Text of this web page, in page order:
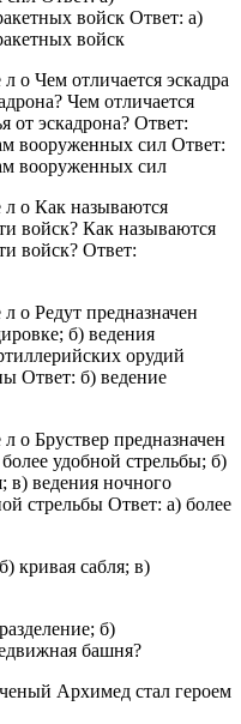
войск Ответ: а)
войск
о Чем отличается эскадра
Чем отличается
от эскадрона? Ответ:
вооруженных сил Ответ:
вооруженных сил
о Как называются
войск? Как называются
войск? Ответ:
о Редут предназначен
б) ведения
орудий
Ответ: б) ведение
о Бруствер предназначен
удобной стрельбы; б)
в) ведения ночного
стрельбы Ответ: а) более
кривая сабля; в)
б)
башня?
Архимед стал героем